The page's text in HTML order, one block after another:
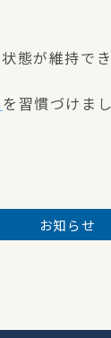
態が維持でき
を習慣づけまし
お知らせ